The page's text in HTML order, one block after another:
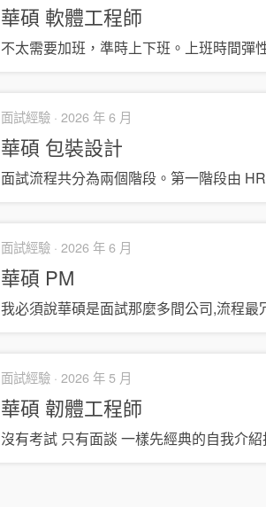
華碩 軟體工程師
不太需要加班，準時上下班。上班時間彈
面試經驗 · 2026 年 6 月
華碩 包裝設計
面試流程共分為兩個階段。第一階段由
面試經驗 · 2026 年 6 月
華碩 PM
我必須說華碩是面試那麼多間公司,流程最
面試經驗 · 2026 年 5 月
華碩 韌體工程師
沒有考試 只有面談 一樣先經典的自我介